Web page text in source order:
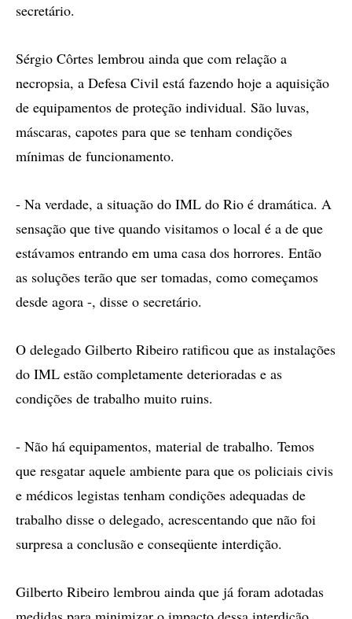
secretário.
Sérgio Côrtes lembrou ainda que com relação a
necropsia, a Defesa Civil está fazendo hoje a aquisição
de equipamentos de proteção individual. São luvas,
máscaras, capotes para que se tenham condições
mínimas de funcionamento.
- Na verdade, a situação do IML do Rio é dramática. A
sensação que tive quando visitamos o local é a de que
estávamos entrando em uma casa dos horrores. Então
as soluções terão que ser tomadas, como começamos
desde agora -, disse o secretário.
O delegado Gilberto Ribeiro ratificou que as instalações
do IML estão completamente deterioradas e as
condições de trabalho muito ruins.
- Não há equipamentos, material de trabalho. Temos
que resgatar aquele ambiente para que os policiais civis
e médicos legistas tenham condições adequadas de
trabalho disse o delegado, acrescentando que não foi
surpresa a conclusão e conseqüente interdição.
Gilberto Ribeiro lembrou ainda que já foram adotadas